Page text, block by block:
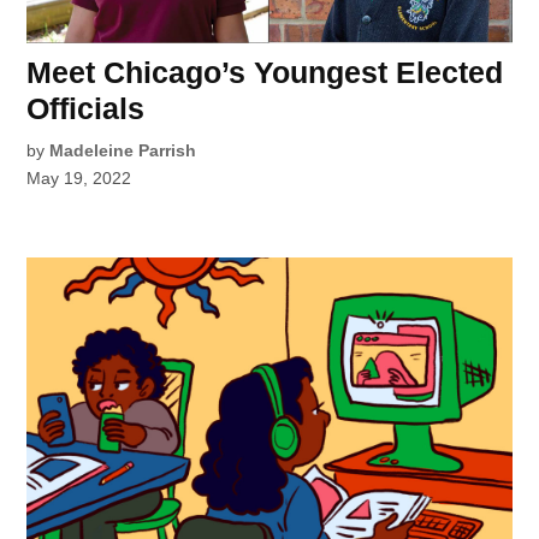
Meet Chicago’s Youngest Elected
Officials
by Madeleine Parrish
May 19, 2022